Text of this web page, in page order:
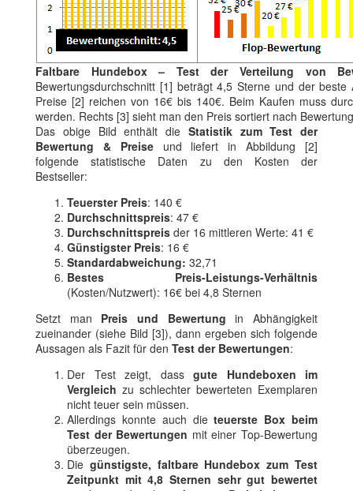
Faltbare Hundebox – Test der Verteilung von
Bewertungsdurchschnitt [1] beträgt 4,5 Sterne und der
Preise [2] reichen von 16€ bis 140€. Beim Kaufen muss
werden. Rechts [3] sieht man den Preis sortiert nach
Das obige Bild enthält die Statistik zum Test der
Bewertung & Preiseund liefert in Abbildung [2]
folgende statistische Daten zu den Kosten der
Bestseller:
Teuerster Preis: 140 €
Durchschnittspreis: 47 €
Durchschnittspreis der 16 mittleren Werte: 41 €
Günstigster Preis: 16 €
Standardabweichung: 32,71
Bestes Preis-Leistungs-Verhältnis
(Kosten/Nutzwert): 16€ bei 4,8 Sternen
Setzt man Preis und Bewertung in Abhängigkeit
zueinander (siehe Bild [3]), dann ergeben sich folgende
Aussagen als Fazit für den Test der Bewertungen:
Der Test zeigt, dass gute Hundeboxen im
Vergleich zu schlechter bewerteten Exemplaren
nicht teuer sein müssen.
Allerdings konnte auch dieteuerste Box beim
Test der Bewertungen mit einer Top-Bewertung
überzeugen.
Die günstigste, faltbare Hundebox zum Test
Zeitpunkt mit 4,8 Sternen sehr gut bewertet